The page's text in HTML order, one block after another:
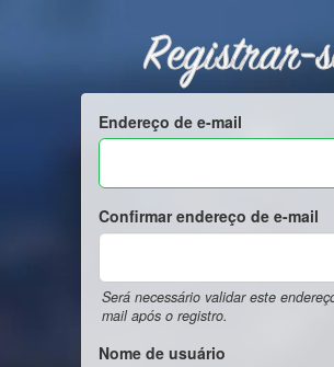
Registrar-
Endereço de e-mail
Confirmar endereço de e-mail
Será necessário validar este
mail após o registro.
Nome de usuário